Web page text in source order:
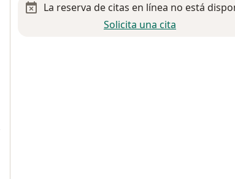
La reserva de citas en línea no está
Solicita una cita